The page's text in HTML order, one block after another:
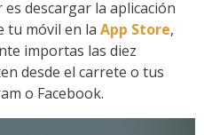
descargar la aplicación
tu móvil en la App Store,
importas las diez
desde el carrete o tus
o Facebook.